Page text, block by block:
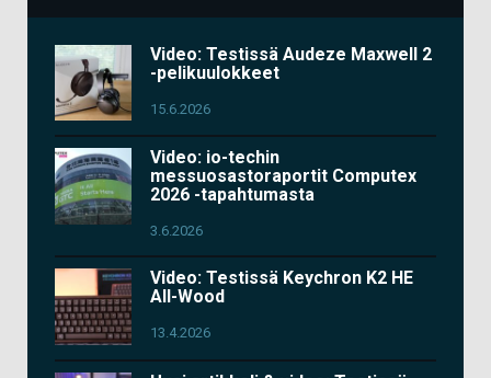
Video: Testissä Audeze Maxwell 2
-pelikuulokkeet
15.6.2026
Video: io-techin
messuosastoraportit Computex
2026 -tapahtumasta
3.6.2026
Video: Testissä Keychron K2 HE
All-Wood
13.4.2026